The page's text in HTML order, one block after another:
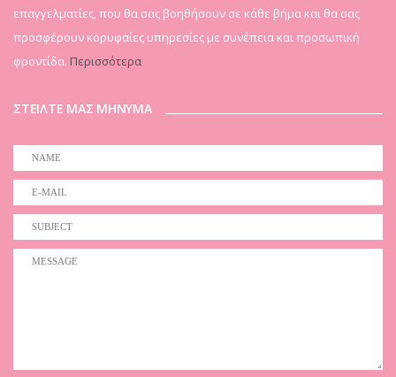
επαγγελματίες, που θα σας βοηθήσουν σε κάθε βήμα και θα σας
προσφέρουν κορυφαίες υπηρεσίες με συνέπεια και προσωπική
φροντίδα. Περισσότερα
ΣΤΕΙΛΤΕ ΜΑΣ ΜΗΝΥΜΑ